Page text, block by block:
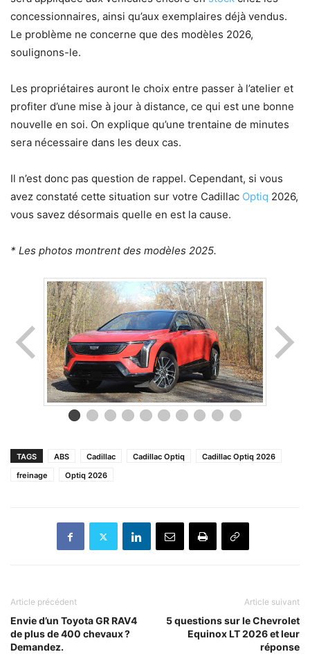
concessionnaires, ainsi qu’aux exemplaires déjà vendus.
Le problème ne concerne que des modèles 2026,
soulignons-le.
Les propriétaires auront le choix entre passer à l’atelier et
profiter d’une mise à jour à distance, ce qui est une bonne
nouvelle en soi. On explique qu’une trentaine de minutes
sera nécessaire dans les deux cas.
Il n’est donc pas question de rappel. Cependant, si vous
avez constaté cette situation sur votre Cadillac Optiq 2026,
vous savez désormais quelle en est la cause.
* Les photos montrent des modèles 2025.
TAGS ABS Cadillac Cadillac Optiq
Cadillac Optiq 2026
freinage
Optiq 2026
Article précédent
Envie d’un Toyota GR RAV4
de plus de 400 chevaux ?
Demandez.
Article suivant
5 questions sur le Chevrolet
Equinox LT 2026 et leur
réponse